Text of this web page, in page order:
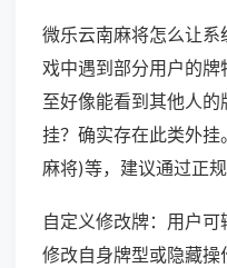
微乐云南麻将怎么让
戏中遇到部分用户的
至好像能看到其他人
挂？确实存在此类外
麻将)等，建议通过正
自定义修改牌：用户可
修改自身牌型或隐藏操